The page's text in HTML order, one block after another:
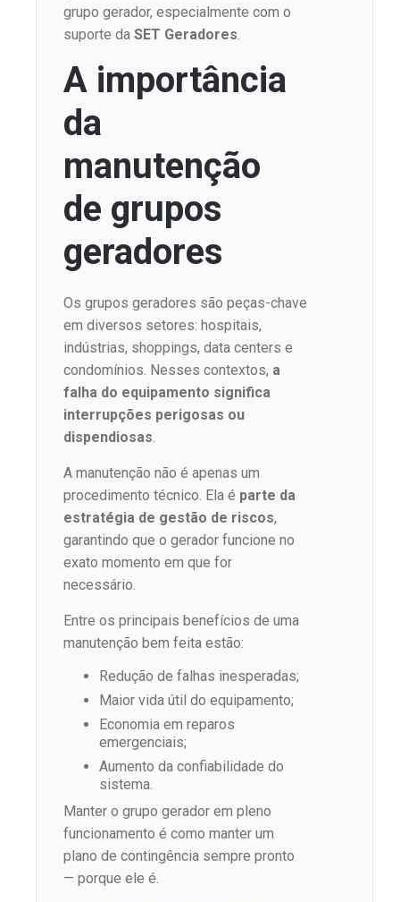
grupo gerador, especialmente com o
suporte da SET Geradores.
A importância
da
manutenção
de grupos
geradores
Os grupos geradores são peças-chave
em diversos setores: hospitais,
indústrias, shoppings, data centers e
condomínios. Nesses contextos, a
falha do equipamento significa
interrupções perigosas ou
dispendiosas.
A manutenção não é apenas um
procedimento técnico. Ela é parte da
estratégia de gestão de riscos,
garantindo que o gerador funcione no
exato momento em que for
necessário.
Entre os principais benefícios de uma
manutenção bem feita estão:
Redução de falhas inesperadas;
Maior vida útil do equipamento;
Economia em reparos
emergenciais;
Aumento da confiabilidade do
sistema.
Manter o grupo gerador em pleno
funcionamento é como manter um
plano de contingência sempre pronto
— porque ele é.